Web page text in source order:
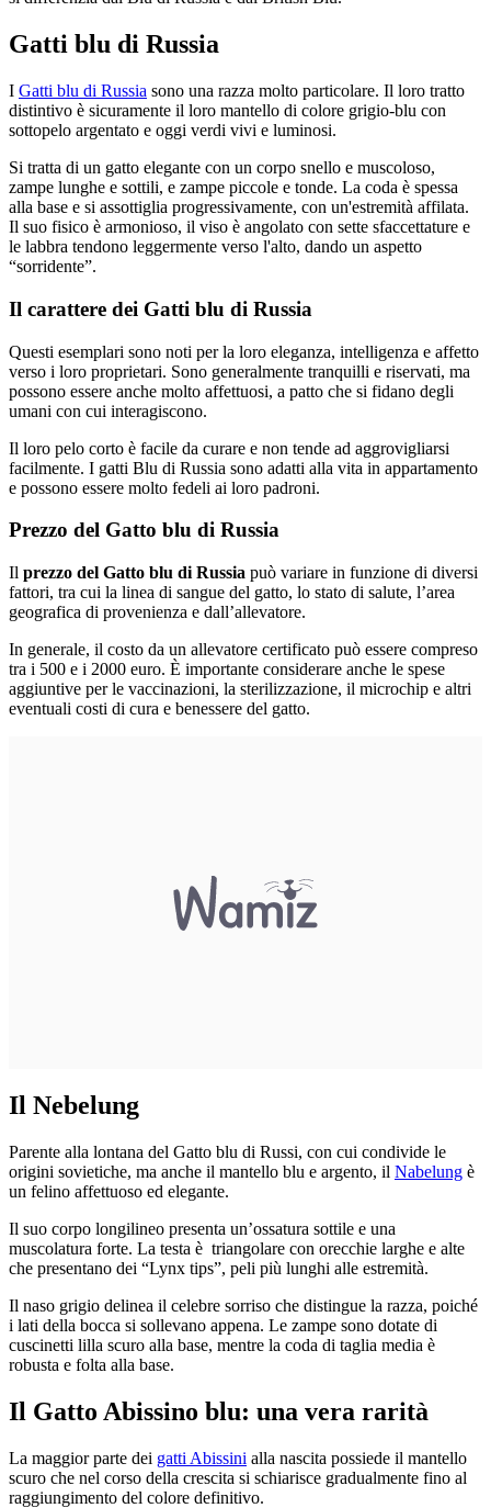
Gatti blu di Russia
I Gatti blu di Russia sono una razza molto particolare. Il loro tratto
distintivo è sicuramente il loro mantello di colore grigio-blu con
sottopelo argentato e oggi verdi vivi e luminosi.
Si tratta di un gatto elegante con un corpo snello e muscoloso,
zampe lunghe e sottili, e zampe piccole e tonde. La coda è spessa
alla base e si assottiglia progressivamente, con un'estremità affilata.
Il suo fisico è armonioso, il viso è angolato con sette sfaccettature e
le labbra tendono leggermente verso l'alto, dando un aspetto
“sorridente”.
Il carattere dei Gatti blu di Russia
Questi esemplari sono noti per la loro eleganza, intelligenza e affetto
verso i loro proprietari. Sono generalmente tranquilli e riservati, ma
possono essere anche molto affettuosi, a patto che si fidano degli
umani con cui interagiscono.
Il loro pelo corto è facile da curare e non tende ad aggrovigliarsi
facilmente. I gatti Blu di Russia sono adatti alla vita in appartamento
e possono essere molto fedeli ai loro padroni.
Prezzo del Gatto blu di Russia
Il prezzo del Gatto blu di Russia può variare in funzione di diversi
fattori, tra cui la linea di sangue del gatto, lo stato di salute, l’area
geografica di provenienza e dall’allevatore.
In generale, il costo da un allevatore certificato può essere compreso
tra i 500 e i 2000 euro. È importante considerare anche le spese
aggiuntive per le vaccinazioni, la sterilizzazione, il microchip e altri
eventuali costi di cura e benessere del gatto.
Il Nebelung
Parente alla lontana del Gatto blu di Russi, con cui condivide le
origini sovietiche, ma anche il mantello blu e argento, il Nabelung è
un felino affettuoso ed elegante.
Il suo corpo longilineo presenta un’ossatura sottile e una
muscolatura forte. La testa è triangolare con orecchie larghe e alte
che presentano dei “Lynx tips”, peli più lunghi alle estremità.
Il naso grigio delinea il celebre sorriso che distingue la razza, poiché
i lati della bocca si sollevano appena. Le zampe sono dotate di
cuscinetti lilla scuro alla base, mentre la coda di taglia media è
robusta e folta alla base.
Il Gatto Abissino blu: una vera rarità
La maggior parte dei gatti Abissini alla nascita possiede il mantello
scuro che nel corso della crescita si schiarisce gradualmente fino al
raggiungimento del colore definitivo.